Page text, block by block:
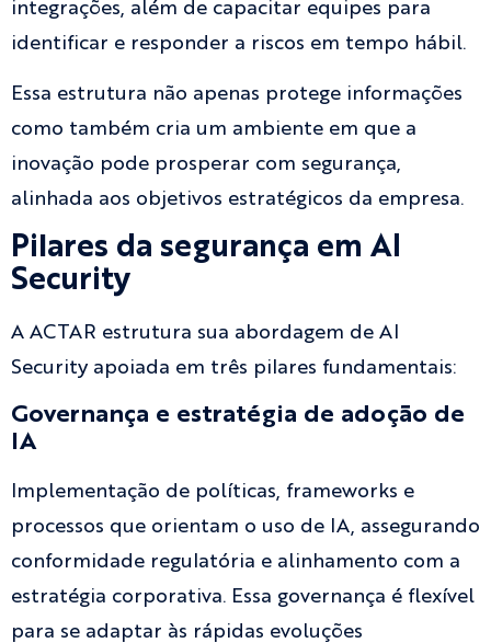
integrações, além de capacitar equipes para
identificar e responder a riscos em tempo hábil.
Essa estrutura não apenas protege informações
como também cria um ambiente em que a
inovação pode prosperar com segurança,
alinhada aos objetivos estratégicos da empresa.
Pilares da segurança em AI
Security
A ACTAR estrutura sua abordagem de AI
Security apoiada em três pilares fundamentais:
Governança e estratégia de adoção de
IA
Implementação de políticas, frameworks e
processos que orientam o uso de IA, assegurando
conformidade regulatória e alinhamento com a
estratégia corporativa. Essa governança é flexível
para se adaptar às rápidas evoluções